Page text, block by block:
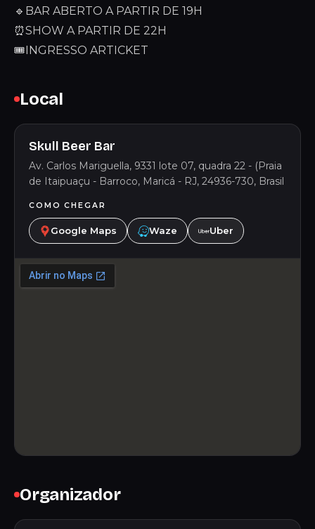
🔹BAR ABERTO A PARTIR DE 19H
⏰SHOW A PARTIR DE 22H
🎟️INGRESSO ARTICKET
Local
Skull Beer Bar
Av. Carlos Mariguella, 9331 lote 07, quadra 22 - (Praia
de Itaipuaçu - Barroco, Maricá - RJ, 24936-730, Brasil
COMO CHEGAR
Google Maps Waze Uber
Organizador